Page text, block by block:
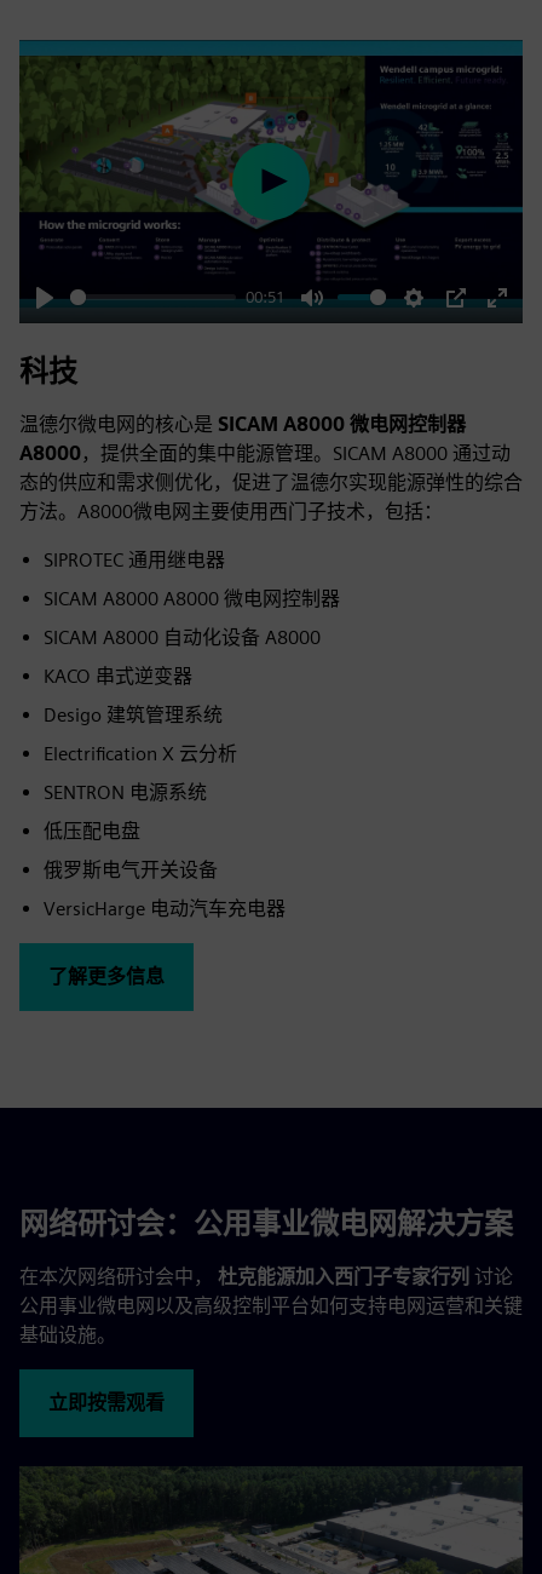
Play
00:51
Mute Settings
PIP
Enter
Play
科技
温德尔微电网的核心是 SICAM A8000 微电网控制器
A8000，提供全面的集中能源管理。SICAM A8000 通过动
态的供应和需求侧优化，促进了温德尔实现能源弹性的综合
方法。A8000微电网主要使用西门子技术，包括：
SIPROTEC 通用继电器
SICAM A8000 A8000 微电网控制器
SICAM A8000 自动化设备 A8000
KACO 串式逆变器
Desigo 建筑管理系统
Electrification X 云分析
SENTRON 电源系统
低压配电盘
俄罗斯电气开关设备
VersicHarge 电动汽车充电器
了解更多信息
网络研讨会：公用事业微电网解决方案
在本次网络研讨会中， 杜克能源加入西门子专家行列 讨论
公用事业微电网以及高级控制平台如何支持电网运营和关键
基础设施。
立即按需观看